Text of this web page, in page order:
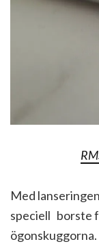
Med
speciell borste